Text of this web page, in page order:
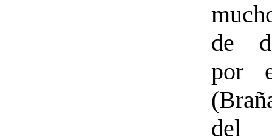
de
por
del